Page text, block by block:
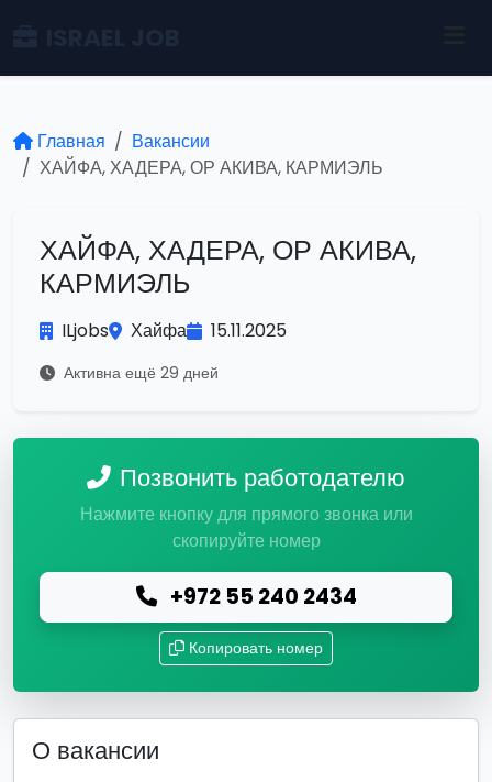
Главная
Вакансии
ХАЙФА, ХАДЕРА, ОР АКИВА, КАРМИЭЛЬ
ХАЙФА, ХАДЕРА, ОР АКИВА,
КАРМИЭЛЬ
ILjobs Хайфа 15.11.2025
Активна ещё 29 дней
Позвонить работодателю
Нажмите кнопку для прямого звонка или
скопируйте номер
+972 55 240 2434
Копировать номер
О вакансии